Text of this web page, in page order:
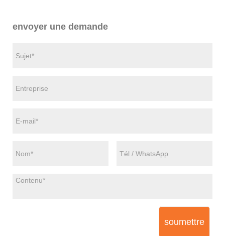
envoyer une demande
soumettre